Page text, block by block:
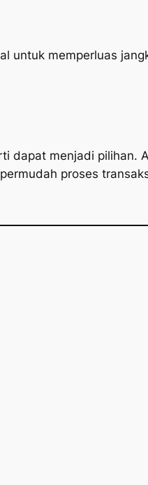
untuk memperluas
dapat menjadi pilihan.
proses